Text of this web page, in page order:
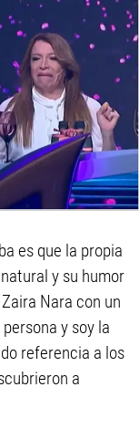
es que la propia
y su humor
Nara con un
y soy la
referencia a los
a